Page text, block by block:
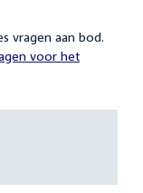
vragen aan bod.
voor het